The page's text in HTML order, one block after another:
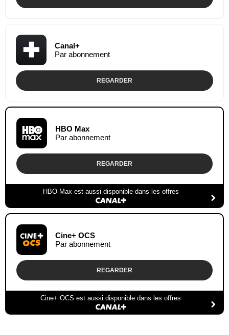
Canal+
Par abonnement
REGARDER
HBO Max
Par abonnement
REGARDER
HBO Max est aussi disponible dans les offres
Cine+ OCS
Par abonnement
REGARDER
Cine+ OCS est aussi disponible dans les offres